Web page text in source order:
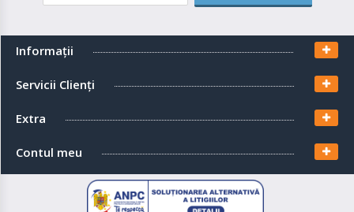
Informaţii
Servicii Clienţi
Extra
Contul meu